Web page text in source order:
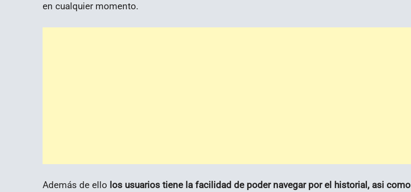
en cualquier momento.
Además de ello los usuarios tiene la facilidad de poder navegar por el historial, asi como